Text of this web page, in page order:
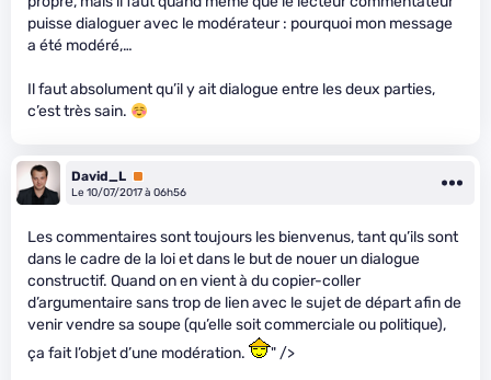
puisse dialoguer avec le modérateur : pourquoi mon message
a été modéré,…
Il faut absolument qu’il y ait dialogue entre les deux parties,
c’est très sain.
David_L Premium
Le 10/07/2017 à 06h56
Les commentaires sont toujours les bienvenus, tant qu’ils sont
dans le cadre de la loi et dans le but de nouer un dialogue
constructif. Quand on en vient à du copier-coller
d’argumentaire sans trop de lien avec le sujet de départ afin de
venir vendre sa soupe (qu’elle soit commerciale ou politique),
ça fait l’objet d’une modération.
" />